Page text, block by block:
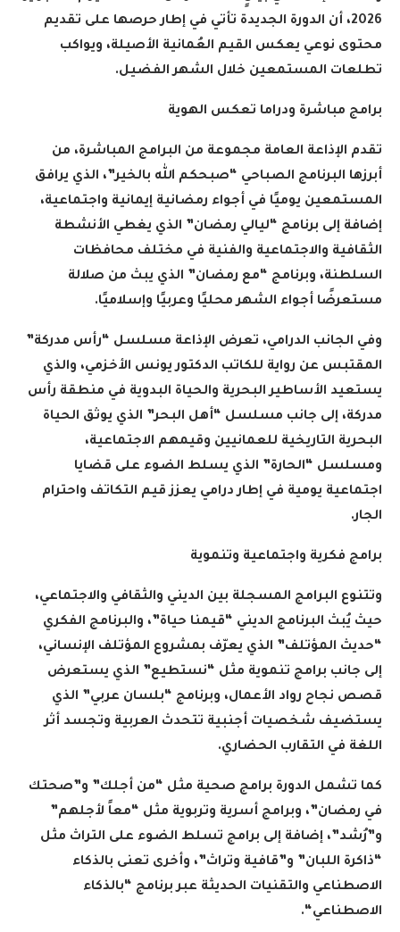
2026، أن الدورة الجديدة تأتي في إطار حرصها على تقديم
محتوى نوعي يعكس القيم العُمانية الأصيلة، ويواكب
تطلعات المستمعين خلال الشهر الفضيل.
برامج مباشرة ودراما تعكس الهوية
تقدم الإذاعة العامة مجموعة من البرامج المباشرة، من
أبرزها البرنامج الصباحي “صبحكم الله بالخير”، الذي يرافق
المستمعين يوميًا في أجواء رمضانية إيمانية واجتماعية،
إضافة إلى برنامج “ليالي رمضان” الذي يغطي الأنشطة
الثقافية والاجتماعية والفنية في مختلف محافظات
السلطنة، وبرنامج “مع رمضان” الذي يبث من صلالة
مستعرضًا أجواء الشهر محليًا وعربيًا وإسلاميًا.
وفي الجانب الدرامي، تعرض الإذاعة مسلسل “رأس مدركة”
المقتبس عن رواية للكاتب الدكتور يونس الأخزمي، والذي
يستعيد الأساطير البحرية والحياة البدوية في منطقة رأس
مدركة، إلى جانب مسلسل “أهل البحر” الذي يوثق الحياة
البحرية التاريخية للعمانيين وقيمهم الاجتماعية،
ومسلسل “الحارة” الذي يسلط الضوء على قضايا
اجتماعية يومية في إطار درامي يعزز قيم التكاتف واحترام
الجار.
برامج فكرية واجتماعية وتنموية
وتتنوع البرامج المسجلة بين الديني والثقافي والاجتماعي،
حيث يُبث البرنامج الديني “قيمنا حياة”، والبرنامج الفكري
“حديث المؤتلف” الذي يعرّف بمشروع المؤتلف الإنساني،
إلى جانب برامج تنموية مثل “نستطيع” الذي يستعرض
قصص نجاح رواد الأعمال، وبرنامج “بلسان عربي” الذي
يستضيف شخصيات أجنبية تتحدث العربية وتجسد أثر
اللغة في التقارب الحضاري.
كما تشمل الدورة برامج صحية مثل “من أجلك” و”صحتك
في رمضان”، وبرامج أسرية وتربوية مثل “معاً لأجلهم”
و”رُشد”، إضافة إلى برامج تسلط الضوء على التراث مثل
“ذاكرة اللبان” و”قافية وتراث”، وأخرى تعنى بالذكاء
الاصطناعي والتقنيات الحديثة عبر برنامج “بالذكاء
الاصطناعي“.